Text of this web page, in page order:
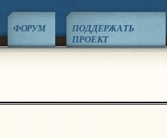
ФОРУМ
ПОДДЕРЖАТЬ
ПРОЕКТ